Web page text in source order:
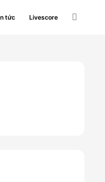
tức Livescore